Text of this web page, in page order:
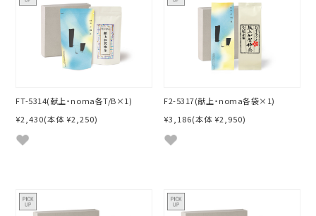
FT-5314(献上・noma各T/B×1)
¥2,430(本体 ¥2,250)
F2-5317(献上・noma各袋×1)
¥3,186(本体 ¥2,950)